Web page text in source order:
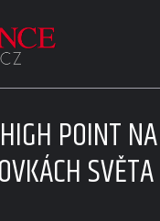
POINT NA
SVĚTA